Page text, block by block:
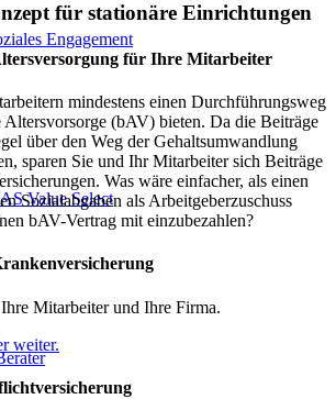
Engagement
Value Select
für stationäre Einrichtungen
für Ihre Mitarbeiter
mindestens einen Durchführungsweg
(bAV) bieten. Da die Beiträge
über den Weg der Gehaltsumwandlung
sparen Sie und Ihr Mitarbeiter sich Beiträge
Was wäre einfacher, als einen
Sozialabgaben als Arbeitgeberzuschuss
bAV-Vertrag mit einzubezahlen?
Mitarbeiter und Ihre Firma.
weiter.